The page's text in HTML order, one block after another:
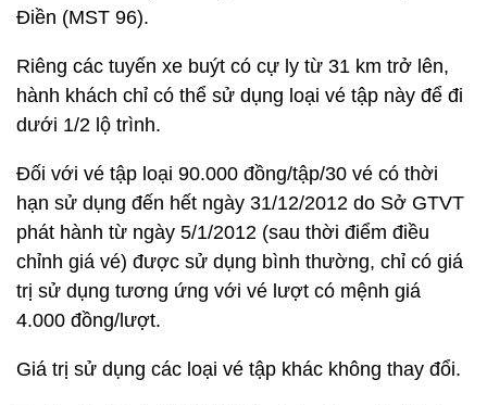
Điền (MST 96).
Riêng các tuyến xe buýt có cự ly từ 31 km trở lên,
hành khách chỉ có thể sử dụng loại vé tập này để đi
dưới 1/2 lộ trình.
Đối với vé tập loại 90.000 đồng/tập/30 vé có thời
hạn sử dụng đến hết ngày 31/12/2012 do Sở GTVT
phát hành từ ngày 5/1/2012 (sau thời điểm điều
chỉnh giá vé) được sử dụng bình thường, chỉ có giá
trị sử dụng tương ứng với vé lượt có mệnh giá
4.000 đồng/lượt.
Giá trị sử dụng các loại vé tập khác không thay đổi.